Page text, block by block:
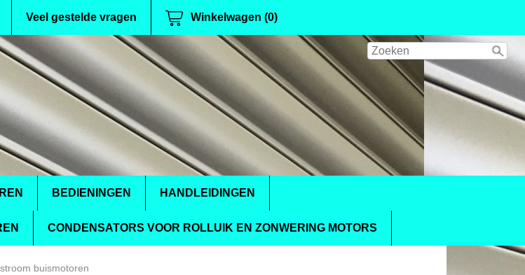
Veel gestelde vragen Winkelwagen (0)
BEDIENINGEN HANDLEIDINGEN
CONDENSATORS VOOR ROLLUIK EN ZONWERING MOTORS
buismotoren